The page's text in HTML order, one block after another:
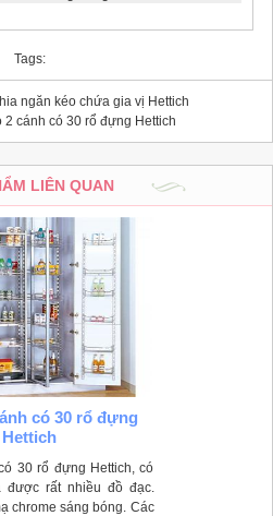
Tags:
ngăn kéo chứa gia vị Hettich
cánh có 30 rổ đựng Hettich
LIÊN QUAN
có 30 rổ đựng
Hettich
30 rổ đựng Hettich, có
được rất nhiều đồ đạc.
chrome sáng bóng. Các